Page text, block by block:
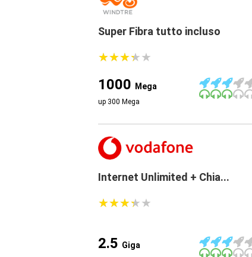
Super Fibra tutto incluso
★★★★★
★★★★★
1000 Mega
up 300 Mega
Internet Unlimited + Chia...
★★★★★
★★★★★
2.5 Giga